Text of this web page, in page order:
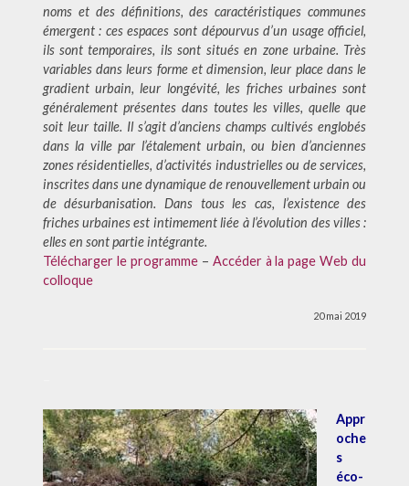
noms et des définitions, des caractéristiques communes
émergent : ces espaces sont dépourvus d’un usage officiel,
ils sont temporaires, ils sont situés en zone urbaine. Très
variables dans leurs forme et dimension, leur place dans le
gradient urbain, leur longévité, les friches urbaines sont
généralement présentes dans toutes les villes, quelle que
soit leur taille. Il s’agit d’anciens champs cultivés englobés
dans la ville par l’étalement urbain, ou bien d’anciennes
zones résidentielles, d’activités industrielles ou de services,
inscrites dans une dynamique de renouvellement urbain ou
de désurbanisation. Dans tous les cas, l’existence des
friches urbaines est intimement liée à l’évolution des villes :
elles en sont partie intégrante.
Télécharger le programme– Accéder à la page Web du
colloque
20 mai 2019
Appr
oche
s
éco-